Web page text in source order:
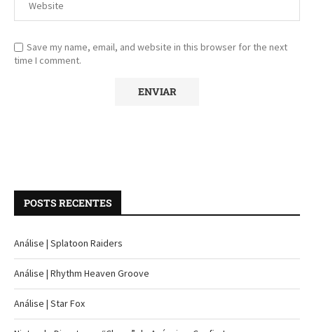
Save my name, email, and website in this browser for the next
time I comment.
POSTS RECENTES
Análise | Splatoon Raiders
Análise | Rhythm Heaven Groove
Análise | Star Fox